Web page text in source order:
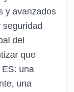
y avanzados
seguridad
del
que
una
una